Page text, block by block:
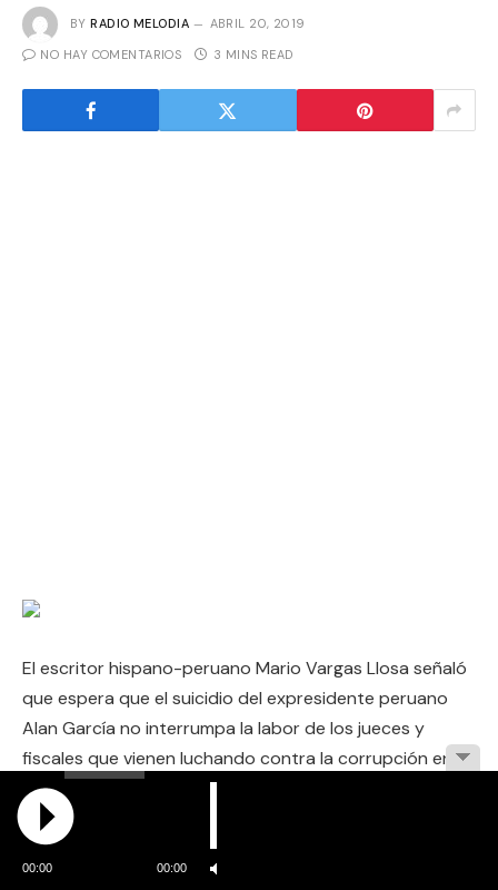
BY RADIO MELODIA ABRIL 20, 2019
NO HAY COMENTARIOS 3 MINS READ
El escritor hispano-peruano Mario Vargas Llosa señaló
que espera que el suicidio del expresidente peruano
Alan García no interrumpa la labor de los jueces y
fiscales que vienen luchando contra la corrupción en
Perú.
«Sería trágico que en la comprensible emoción que
ha causado el suicidio de Alan García, la labor de
00:00 00:00